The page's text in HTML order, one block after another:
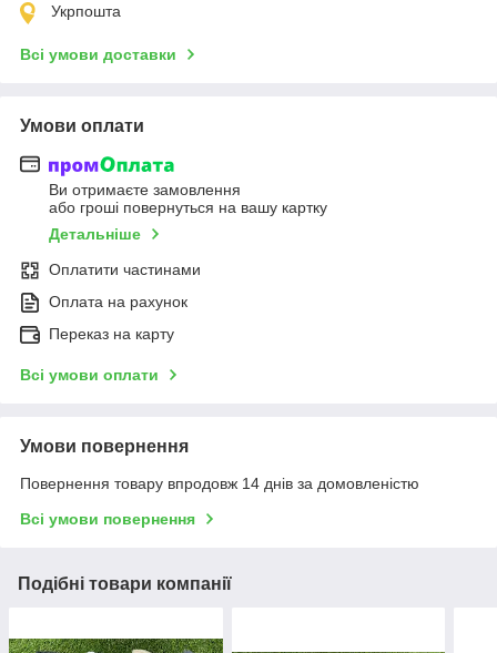
Укрпошта
Всі умови доставки
Умови оплати
Ви отримаєте замовлення
або гроші повернуться на вашу картку
Детальніше
Оплатити частинами
Оплата на рахунок
Переказ на карту
Всі умови оплати
Умови повернення
Повернення товару впродовж 14 днів за домовленістю
Всі умови повернення
Подібні товари компанії